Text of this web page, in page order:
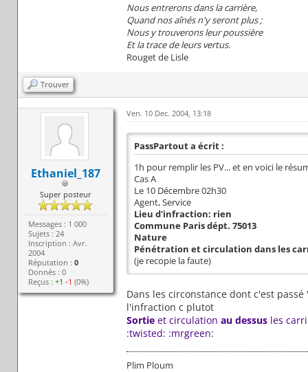
Nous entrerons dans la carrière,
Quand nos aînés n'y seront plus ;
Nous y trouverons leur poussière
Et la trace de leurs vertus.
Rouget de Lisle
Trouver
Ethaniel_187
Super posteur
Messages : 1 000
Sujets : 24
Inscription : Avr.
2004
Réputation :0
Donnés : 0
Reçus :+1 -1 (0%)
Ven. 10 Dec. 2004, 13:18
PassPartout a écrit :
1h pour remplir les PV... et en voici le
Cas A
Le 10 Décembre 02h30
Agent, Service
Lieu d'infraction: rien
Commune Paris dépt. 75013
Nature
Pénétration et circulation dans les
(je recopie la faute)
Dans les circonstance dont c'est
l'infraction c plutot
Sortieet circulation au dessusles
:twisted: :mrgreen:
Plim Ploum